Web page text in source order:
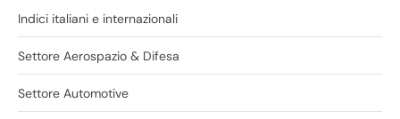
Indici italiani e internazionali
Settore Aerospazio & Difesa
Settore Automotive